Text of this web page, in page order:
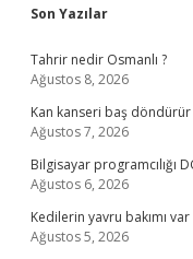
Sidebar
Son Yazılar
Tahrir nedir Osmanlı ?
Ağustos 8, 2026
Kan kanseri baş döndürür
Ağustos 7, 2026
Bilgisayar programcılığı
Ağustos 6, 2026
Kedilerin yavru bakımı var
Ağustos 5, 2026